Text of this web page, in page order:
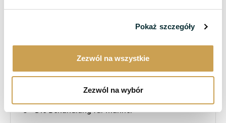
Pokaż szczegóły
Zezwól na wszystkie
Zezwól na wybór
Kategorien
Aufgaben
Behandlungen für Frauen
Die Behandlung für Männer